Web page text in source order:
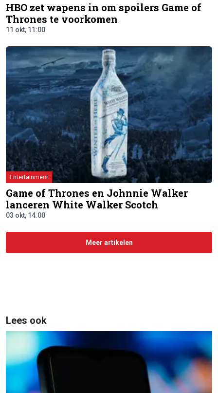
HBO zet wapens in om spoilers Game of
Thrones te voorkomen
11 okt, 11:00
Entertainment
Game of Thrones en Johnnie Walker
lanceren White Walker Scotch
03 okt, 14:00
Meer artikelen
Lees ook